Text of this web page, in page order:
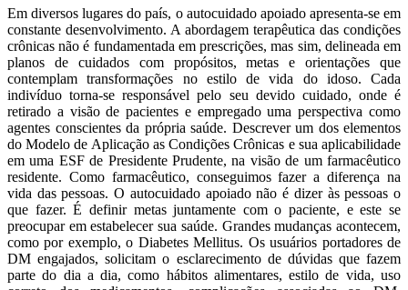
Em diversos lugares do país, o autocuidado apoiado apresenta-se em
constante desenvolvimento. A abordagem terapêutica das condições
crônicas não é fundamentada em prescrições, mas sim, delineada em
planos de cuidados com propósitos, metas e orientações que
contemplam transformações no estilo de vida do idoso. Cada
indivíduo torna-se responsável pelo seu devido cuidado, onde é
retirado a visão de pacientes e empregado uma perspectiva como
agentes conscientes da própria saúde. Descrever um dos elementos
do Modelo de Aplicação as Condições Crônicas e sua aplicabilidade
em uma ESF de Presidente Prudente, na visão de um farmacêutico
residente. Como farmacêutico, conseguimos fazer a diferença na
vida das pessoas. O autocuidado apoiado não é dizer às pessoas o
que fazer. É definir metas juntamente com o paciente, e este se
preocupar em estabelecer sua saúde. Grandes mudanças acontecem,
como por exemplo, o Diabetes Mellitus. Os usuários portadores de
DM engajados, solicitam o esclarecimento de dúvidas que fazem
parte do dia a dia, como hábitos alimentares, estilo de vida, uso